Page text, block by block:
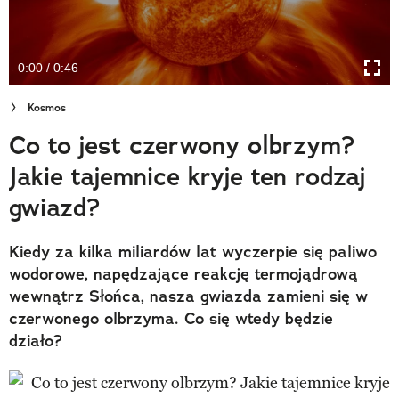
Newsletter
Cuda Polski
Wielki Konkurs Fotograficzny
Trendbook Podróżniczy
Polecane
0:00 / 0:46
Kosmos
Co to jest czerwony olbrzym?
Jakie tajemnice kryje ten rodzaj
gwiazd?
Kiedy za kilka miliardów lat wyczerpie się paliwo
wodorowe, napędzające reakcję termojądrową
wewnątrz Słońca, nasza gwiazda zamieni się w
czerwonego olbrzyma. Co się wtedy będzie
działo?